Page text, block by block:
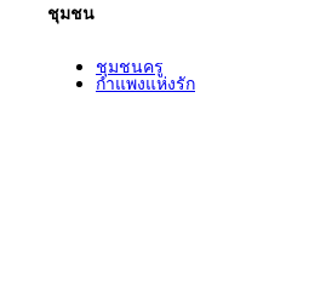
ชุมชน
ชุมชนครู
กำแพงแห่งรัก